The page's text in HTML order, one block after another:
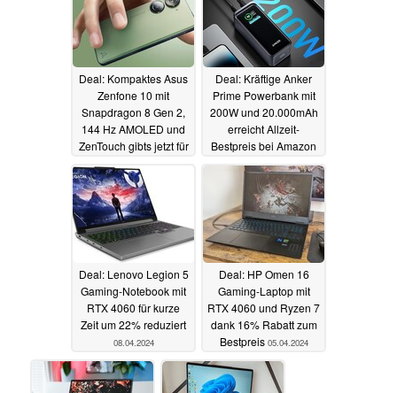
Deal: Kompaktes Asus
Zenfone 10 mit
Snapdragon 8 Gen 2,
144 Hz AMOLED und
ZenTouch gibts jetzt für
Deal: Kräftige Anker
Prime Powerbank mit
200W und 20.000mAh
erreicht Allzeit-
Bestpreis bei Amazon
08.04.2024
Deal: Lenovo Legion 5
Gaming-Notebook mit
RTX 4060 für kurze
Zeit um 22% reduziert
08.04.2024
Deal: HP Omen 16
Gaming-Laptop mit
RTX 4060 und Ryzen 7
dank 16% Rabatt zum
Bestpreis 05.04.2024